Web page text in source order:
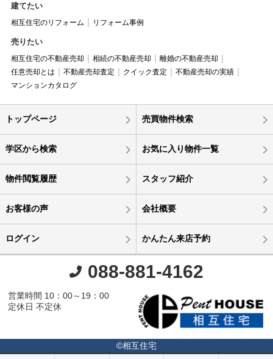
建てたい
相互住宅のリフォーム リフォーム事例
売りたい
相互住宅の不動産売却 相続の不動産売却
離婚の不動産売却
任意売却とは
不動産売却査定 クイック査定
不動産売却の実績
マンションカタログ
トップページ 売買物件検索
学区から検索 お気に入り物件一覧
物件閲覧履歴 スタッフ紹介
お客様の声 会社概要
ログイン かんたん来店予約
088-881-4162
営業時間 10：00～19：00
定休日 不定休
©相互住宅